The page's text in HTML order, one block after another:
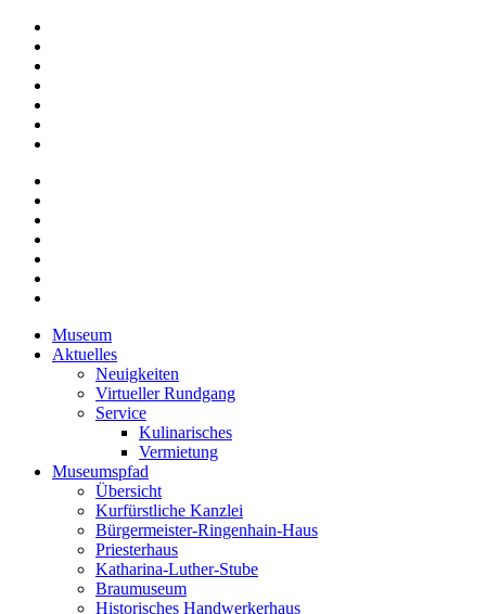
Museum
Aktuelles
Neuigkeiten
Virtueller Rundgang
Service
Kulinarisches
Vermietung
Museumspfad
Übersicht
Kurfürstliche Kanzlei
Bürgermeister-Ringenhain-Haus
Priesterhaus
Katharina-Luther-Stube
Braumuseum
Historisches Handwerkerhaus